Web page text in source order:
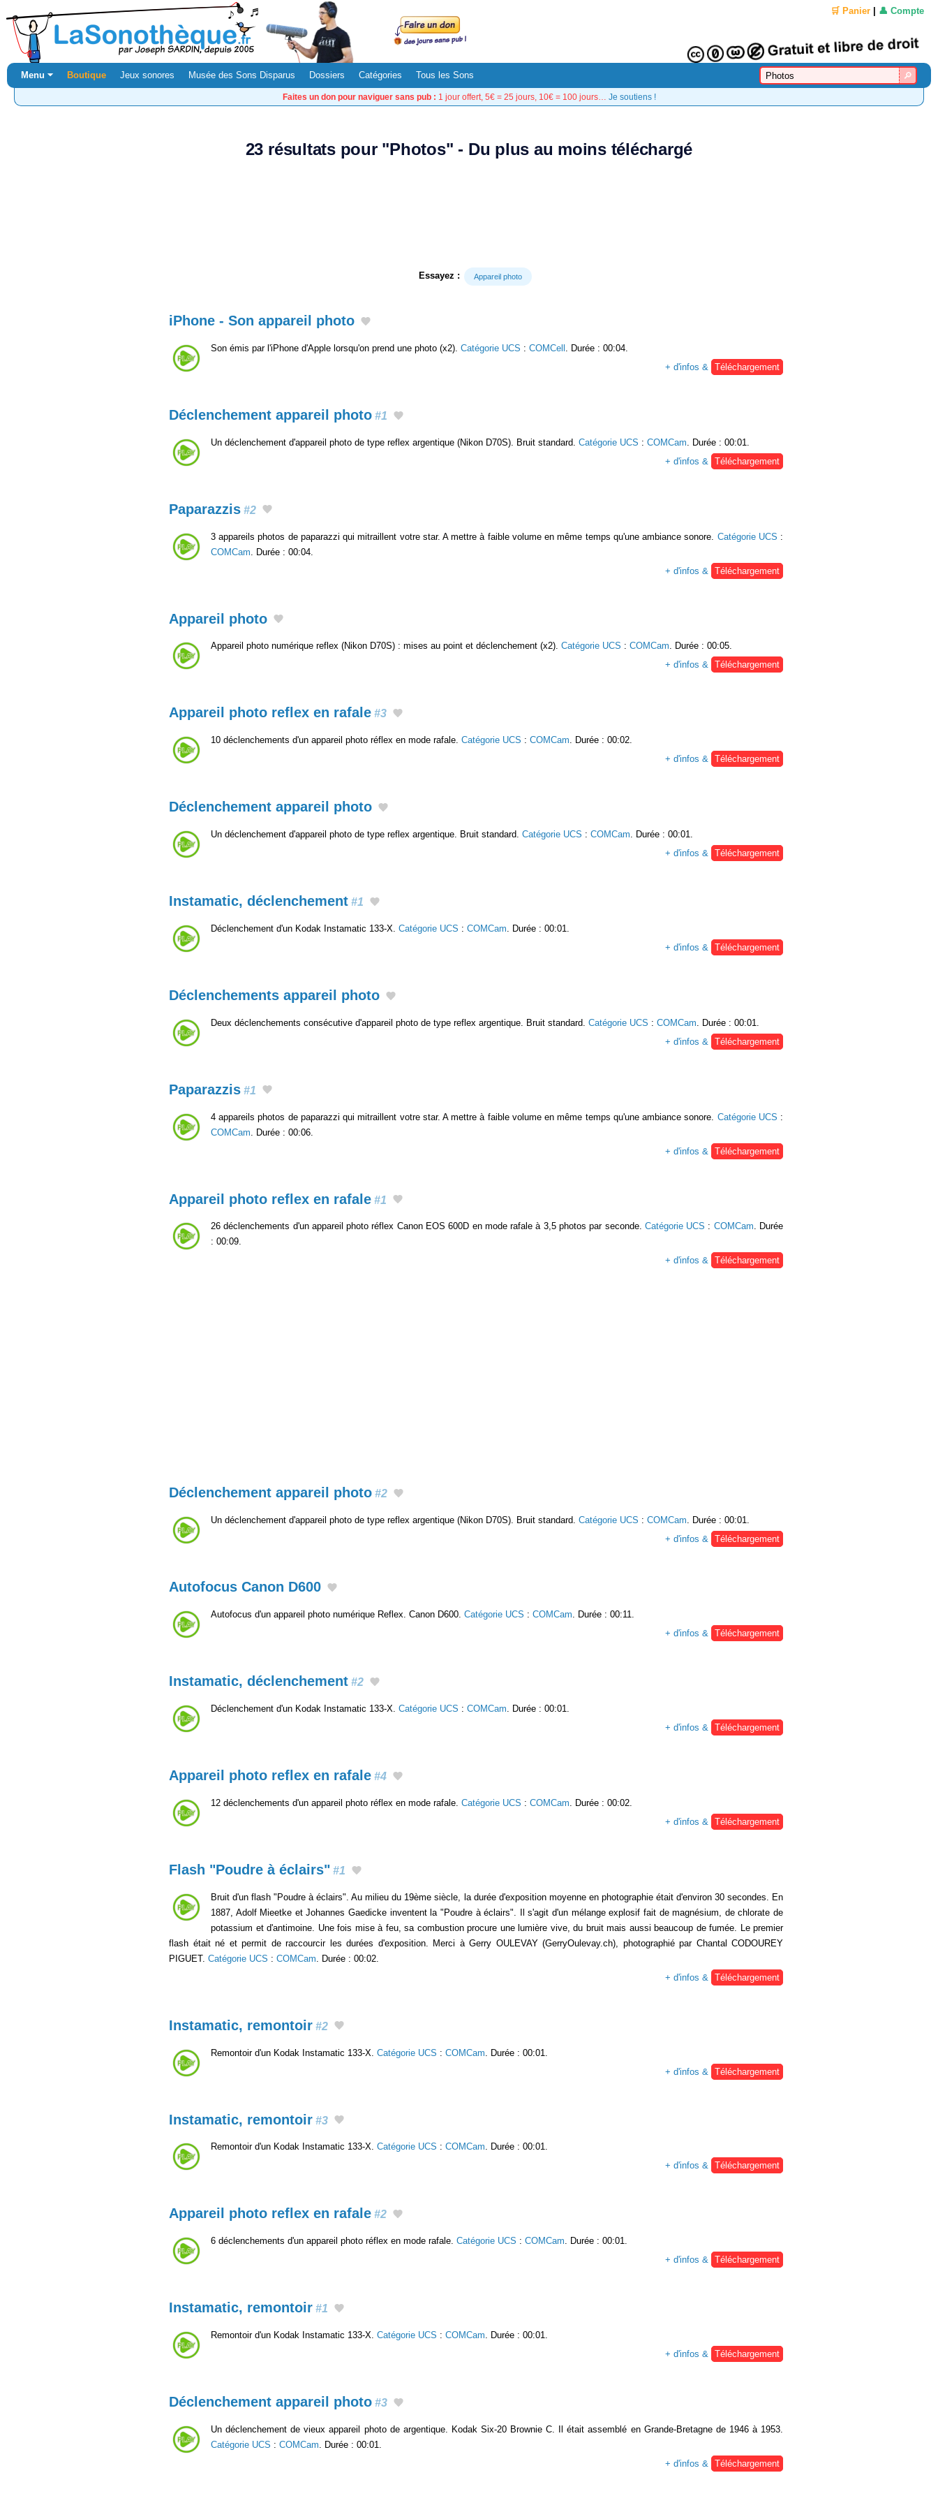
🛒 Panier 👤 Compte
Menu ⏷ Boutique Jeux sonores Musée des Sons Disparus Dossiers Catégories Tous les Sons
Faites un don pour naviguer sans pub : 1 jour offert, 5€ = 25 jours, 10€ = 100 jours… Je soutiens !
23 résultats pour "Photos" - Du plus au moins téléchargé
Essayez : Appareil photo
iPhone - Son appareil photo
Son émis par l'iPhone d'Apple lorsqu'on prend une photo (x2). Catégorie UCS : COMCell
. Durée : 00:04.
+ d'infos &
Téléchargement
Déclenchement appareil photo #1
Un déclenchement d'appareil photo de type reflex argentique (Nikon D70S). Bruit standard. Catégorie UCS : COMCam . Durée : 00:01.
+ d'infos &
Téléchargement
Paparazzis #2
3 appareils photos de paparazzi qui mitraillent votre star. A mettre à faible volume en même temps qu'une ambiance sonore. Catégorie UCS :
COMCam . Durée : 00:04.
+ d'infos &
Téléchargement
Appareil photo
Appareil photo numérique reflex (Nikon D70S) : mises au point et déclenchement (x2). Catégorie UCS : COMCam. Durée : 00:05.
+ d'infos & Téléchargement
Appareil photo reflex en rafale #3
10 déclenchements d'un appareil photo réflex en mode rafale. Catégorie UCS : COMCam. Durée : 00:02.
+ d'infos & Téléchargement
Déclenchement appareil photo
Un déclenchement d'appareil photo de type reflex argentique. Bruit standard. Catégorie UCS : COMCam. Durée : 00:01.
+ d'infos & Téléchargement
Instamatic, déclenchement #1
Déclenchement d'un Kodak Instamatic 133-X. Catégorie UCS : COMCam . Durée : 00:01.
+ d'infos &
Téléchargement
Déclenchements appareil photo
Deux déclenchements consécutive d'appareil photo de type reflex argentique. Bruit standard. Catégorie UCS : COMCam . Durée : 00:01.
+ d'infos &
Téléchargement
Paparazzis #1
4 appareils photos de paparazzi qui mitraillent votre star. A mettre à faible volume en même temps qu'une ambiance sonore. Catégorie UCS :
COMCam . Durée : 00:06.
+ d'infos &
Téléchargement
Appareil photo reflex en rafale #1
26 déclenchements d'un appareil photo réflex Canon EOS 600D en mode rafale à 3,5 photos par seconde. Catégorie UCS : COMCam. Durée
: 00:09.
+ d'infos & Téléchargement
Déclenchement appareil photo #2
Un déclenchement d'appareil photo de type reflex argentique (Nikon D70S). Bruit standard. Catégorie UCS : COMCam. Durée : 00:01.
+ d'infos & Téléchargement
Autofocus Canon D600
Autofocus d'un appareil photo numérique Reflex. Canon D600. Catégorie UCS : COMCam. Durée : 00:11.
+ d'infos & Téléchargement
Instamatic, déclenchement #2
Déclenchement d'un Kodak Instamatic 133-X. Catégorie UCS : COMCam . Durée : 00:01.
+ d'infos &
Téléchargement
Appareil photo reflex en rafale #4
12 déclenchements d'un appareil photo réflex en mode rafale. Catégorie UCS : COMCam . Durée : 00:02.
+ d'infos &
Téléchargement
Flash "Poudre à éclairs" #1
Bruit d'un flash "Poudre à éclairs". Au milieu du 19ème siècle, la durée d'exposition moyenne en photographie était d'environ 30 secondes. En
1887, Adolf Mieetke et Johannes Gaedicke inventent la "Poudre à éclairs". Il s'agit d'un mélange explosif fait de magnésium, de chlorate de
potassium et d'antimoine. Une fois mise à feu, sa combustion procure une lumière vive, du bruit mais aussi beaucoup de fumée. Le premier
flash était né et permit de raccourcir les durées d'exposition. Merci à Gerry OULEVAY (GerryOulevay.ch), photographié par Chantal CODOUREY
PIGUET. Catégorie UCS : COMCam . Durée : 00:02.
+ d'infos &
Téléchargement
Instamatic, remontoir #2
Remontoir d'un Kodak Instamatic 133-X. Catégorie UCS : COMCam . Durée : 00:01.
+ d'infos &
Téléchargement
Instamatic, remontoir #3
Remontoir d'un Kodak Instamatic 133-X. Catégorie UCS : COMCam. Durée : 00:01.
+ d'infos & Téléchargement
Appareil photo reflex en rafale #2
6 déclenchements d'un appareil photo réflex en mode rafale. Catégorie UCS : COMCam. Durée : 00:01.
+ d'infos & Téléchargement
Instamatic, remontoir #1
Remontoir d'un Kodak Instamatic 133-X. Catégorie UCS : COMCam. Durée : 00:01.
+ d'infos & Téléchargement
Déclenchement appareil photo #3
Un déclenchement de vieux appareil photo de argentique. Kodak Six-20 Brownie C. Il était assemblé en Grande-Bretagne de 1946 à 1953.
Catégorie UCS : COMCam . Durée : 00:01.
+ d'infos &
Téléchargement